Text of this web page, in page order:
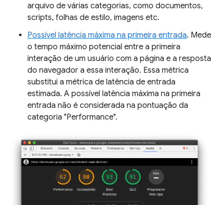
arquivo de várias categorias, como documentos,
scripts, folhas de estilo, imagens etc.
Possível latência máxima na primeira entrada. Mede
o tempo máximo potencial entre a primeira
interação de um usuário com a página e a resposta
do navegador a essa interação. Essa métrica
substitui a métrica de latência de entrada
estimada. A possível latência máxima na primeira
entrada não é considerada na pontuação da
categoria "Performance".